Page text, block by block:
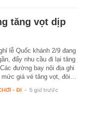
tăng vọt dịp
lễ Quốc khánh 2/9 đang
đẩy nhu cầu đi lại tăng
đường bay nội địa ghi
mức giá vé tăng vọt, đòi…
- ĐI - 5 giờ trước